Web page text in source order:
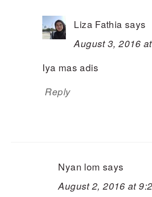
Liza Fathia says
August 3, 2016
Iya mas adis
Reply
Nyan lom says
August 2, 2016 at